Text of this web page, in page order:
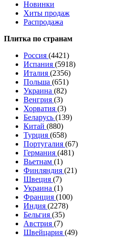
Новинки
Хиты продаж
Распродажа
Плитка по странам
Россия (4421)
Испания (5918)
Италия (2356)
Польша (651)
Украина (82)
Венгрия (3)
Хорватия (3)
Беларусь (139)
Китай (880)
Турция (658)
Португалия (67)
Германия (481)
Вьетнам (1)
Финляндия (21)
Швеция (7)
Украина (1)
Франция (100)
Индия (2278)
Бельгия (35)
Австрия (7)
Швейцария (49)